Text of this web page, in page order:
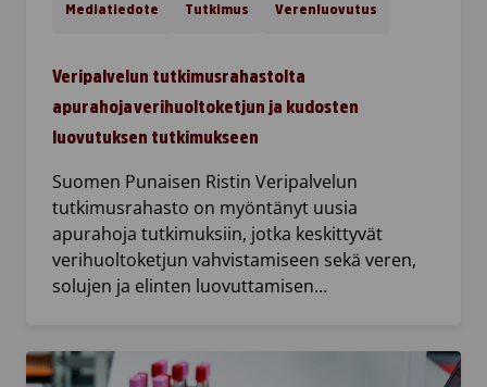
Mediatiedote Tutkimus Verenluovutus
Veripalvelun tutkimusrahastolta
apurahoja verihuoltoketjun ja kudosten
luovutuksen tutkimukseen
Suomen Punaisen Ristin Veripalvelun
tutkimusrahasto on myöntänyt uusia
apurahoja tutkimuksiin, jotka keskittyvät
verihuoltoketjun vahvistamiseen sekä veren,
solujen ja elinten luovuttamisen…